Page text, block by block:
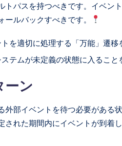
パスを持つべきです。イベン
ルバックすべきです。
を適切に処理する「万能」遷移
テムが未定義の状態に入ること
ーン
部イベントを待つ必要がある
れた期間内にイベントが到着